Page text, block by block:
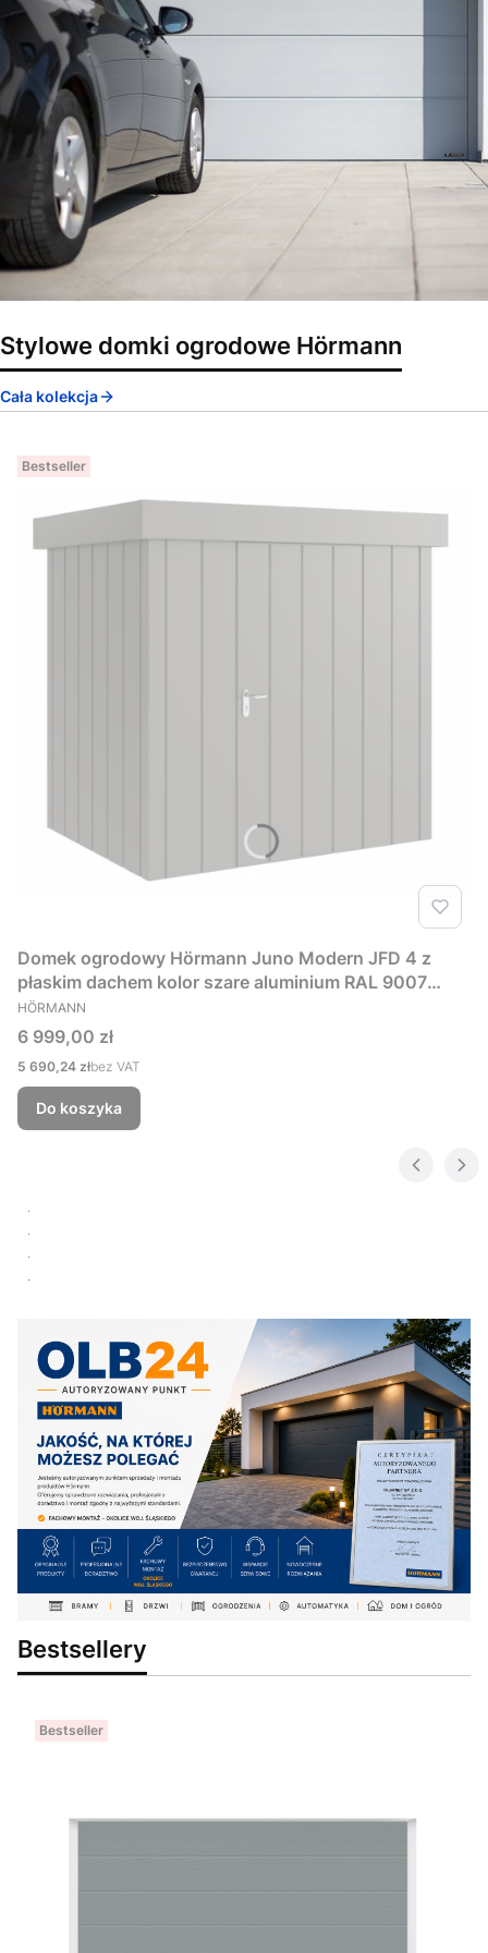
Stylowe domki ogrodowe Hörmann
Cała kolekcja
Bestseller
Domek ogrodowy Hörmann Juno Modern JFD 4 z
płaskim dachem kolor szare aluminium RAL 9007
229x181 cm
PRODUCENT
HÖRMANN
Cena
6 999,00 zł
Cena
5 690,24 złbez VAT
Do koszyka
Bestsellery
Bestseller